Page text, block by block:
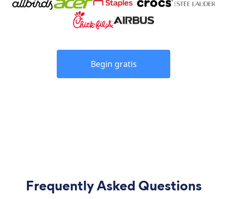
Begin gratis
Frequently Asked Questions